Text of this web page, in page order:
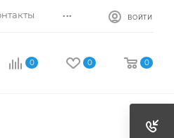
... ВОЙТИ
0 0 0